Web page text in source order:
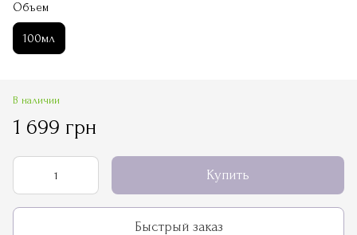
Объем
100мл
В наличии
1 699 грн
Купить
Быстрый заказ